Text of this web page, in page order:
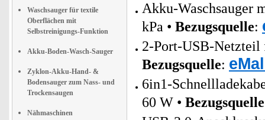
Waschsauger für textile
Oberflächen mit
Selbstreinigungs-Funktion
Akku-Boden-Wasch-Sauger
Zyklon-Akku-Hand- &
Bodensauger zum Nass- und
Trockensaugen
Nähmaschinen
Akku-Waschsauger
kPa • Bezugsquelle:
2-Port-USB-Netzteil
Bezugsquelle:
6in1-
60 W • Bezugsquelle